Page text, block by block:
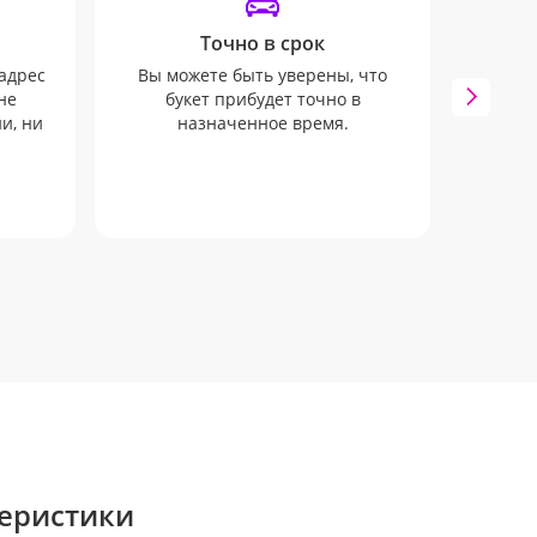
ни
Точно в срок
Вы можете быть уверены, что
букет прибудет точно в
назначенное время.